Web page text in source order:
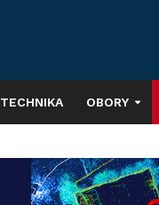
TECHNIKA OBORY